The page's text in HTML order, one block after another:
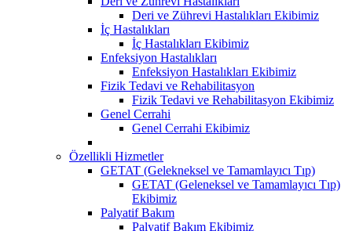
Deri ve Zührevi Hastalıkları Ekibimiz
İç Hastalıkları
İç Hastalıkları Ekibimiz
Enfeksiyon Hastalıkları
Enfeksiyon Hastalıkları Ekibimiz
Fizik Tedavi ve Rehabilitasyon
Fizik Tedavi ve Rehabilitasyon Ekibimiz
Genel Cerrahi
Genel Cerrahi Ekibimiz
Özellikli Hizmetler
GETAT (Gelekneksel ve Tamamlayıcı Tıp)
GETAT (Geleneksel ve Tamamlayıcı Tıp)
Ekibimiz
Palyatif Bakım
Palyatif Bakım Ekibimiz